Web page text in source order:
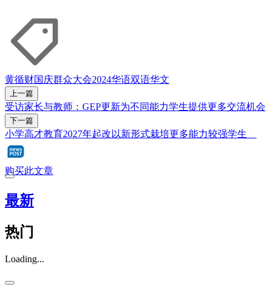
黄循财国庆群众大会2024华语双语华文
上一篇
受访家长与教师：GEP更新为不同能力学生提供更多交流机会
下一篇
小学高才教育2027年起改以新形式栽培更多能力较强学生
购买此文章
最新
热门
Loading...